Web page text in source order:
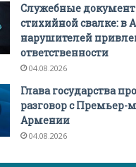
Служебные
стихийной свалке: в
нарушителей
ответственности
04.08.2026
Глава государства
разговор с Премьер-
Армении
04.08.2026